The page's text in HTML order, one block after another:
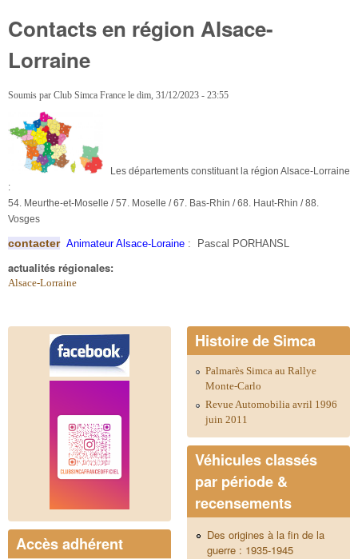
Contacts en région Alsace-
Lorraine
Soumis par Club Simca France le dim, 31/12/2023 - 23:55
Les départements constituant la région Alsace-Lorraine
:
54. Meurthe-et-Moselle / 57. Moselle / 67. Bas-Rhin / 68. Haut-Rhin / 88.
Vosges
contacter Animateur Alsace-Loraine : Pascal PORHANSL
actualités régionales:
Alsace-Lorraine
Accès adhérent
Histoire de Simca
Palmarès Simca au Rallye
Monte-Carlo
Revue Automobilia avril 1996
juin 2011
Véhicules classés
par période &
recensements
Des origines à la fin de la
guerre : 1935-1945